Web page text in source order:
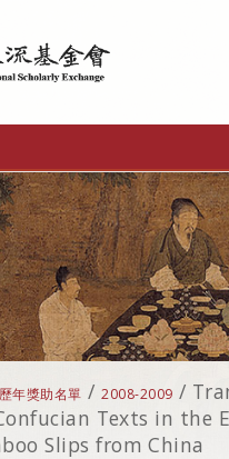
歷年獎助名單 /2008-2009 /
Texts in the
Slips from China